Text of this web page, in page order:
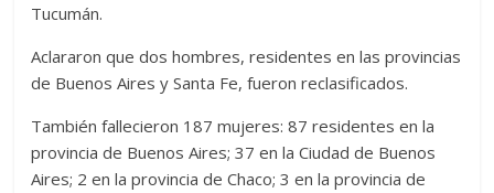
Tucumán.
Aclararon que dos hombres, residentes en las provincias
de Buenos Aires y Santa Fe, fueron reclasificados.
También fallecieron 187 mujeres: 87 residentes en la
provincia de Buenos Aires; 37 en la Ciudad de Buenos
Aires; 2 en la provincia de Chaco; 3 en la provincia de